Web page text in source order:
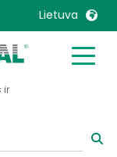
Lietuva
ir